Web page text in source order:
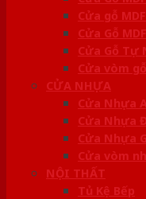
Cửa gỗ
Cửa Gỗ
Cửa Gỗ Tự
Cửa vòm gỗ
CỬA NHỰA
Cửa Nhựa
Cửa Nhựa
Cửa Nhựa
Cửa vòm
NỘI THẤT
Tủ Kệ Bếp